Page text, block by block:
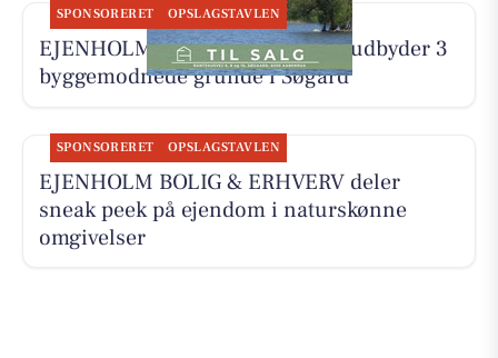
SPONSORERET OPSLAGSTAVLEN
EJENHOLM BOLIG & ERHVERV udbyder 3
byggemodnede grunde i Søgård
SPONSORERET OPSLAGSTAVLEN
EJENHOLM BOLIG & ERHVERV deler
sneak peek på ejendom i naturskønne
omgivelser